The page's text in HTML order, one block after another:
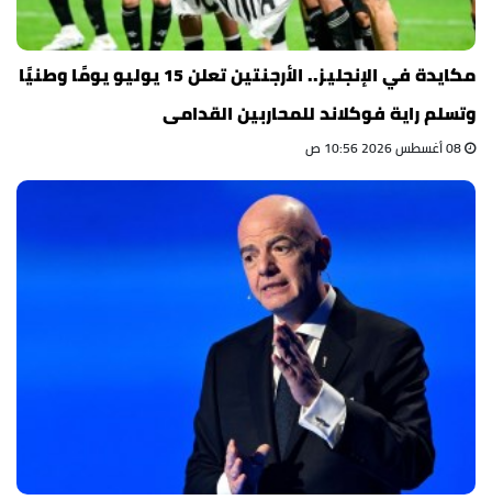
مكايدة في الإنجليز.. الأرجنتين تعلن 15 يوليو يومًا وطنيًا
وتسلم راية فوكلاند للمحاربين القدامى